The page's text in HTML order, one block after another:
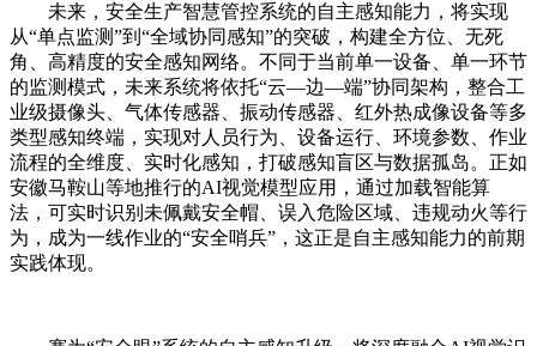
未来，安全生产智慧管控系统的自主感知能力，将实现
从“单点监测”到“全域协同感知”的突破，构建全方位、无死
角、高精度的安全感知网络。不同于当前单一设备、单一环节
的监测模式，未来系统将依托“云—边—端”协同架构，整合工
业级摄像头、气体传感器、振动传感器、红外热成像设备等多
类型感知终端，实现对人员行为、设备运行、环境参数、作业
流程的全维度、实时化感知，打破感知盲区与数据孤岛。正如
安徽马鞍山等地推行的AI视觉模型应用，通过加载智能算
法，可实时识别未佩戴安全帽、误入危险区域、违规动火等行
为，成为一线作业的“安全哨兵”，这正是自主感知能力的前期
实践体现。